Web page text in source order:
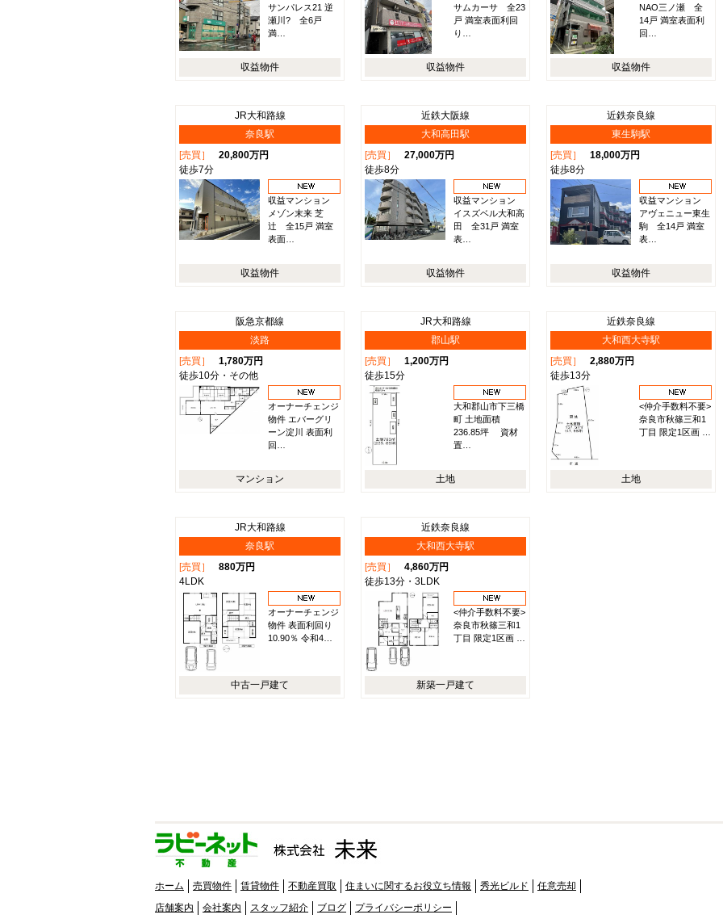
サンパレス21 逆
瀬川? 全6戸
満…
収益物件
サムカーサ 全23
戸 満室表面利回
り…
収益物件
NAO三ノ瀬 全
14戸 満室表面利
回…
収益物件
JR大和路線
奈良駅
[売買］
20,800万円
徒歩7分
収益マンション
メゾン末来 芝
辻 全15戸 満室
表面…
収益物件
近鉄大阪線
大和高田駅
[売買］
27,000万円
徒歩8分
収益マンション
イスズベル大和高
田 全31戸 満室
表…
収益物件
近鉄奈良線
東生駒駅
[売買］
18,000万円
徒歩8分
収益マンション
アヴェニュー東生
駒 全14戸 満室
表…
収益物件
阪急京都線
淡路
[売買］
1,780万円
徒歩10分・その他
オーナーチェンジ
物件 エバーグリ
ーン淀川 表面利
回…
マンション
JR大和路線
郡山駅
[売買］
1,200万円
徒歩15分
大和郡山市下三橋
町 土地面積
236.85坪 資材
置…
土地
近鉄奈良線
大和西大寺駅
[売買］
2,880万円
徒歩13分
<仲介手数料不要>
奈良市秋篠三和1
丁目 限定1区画 …
土地
JR大和路線
奈良駅
[売買］
880万円
4LDK
オーナーチェンジ
物件 表面利回り
10.90％ 令和4…
中古一戸建て
近鉄奈良線
大和西大寺駅
[売買］
4,860万円
徒歩13分・3LDK
<仲介手数料不要>
奈良市秋篠三和1
丁目 限定1区画 …
新築一戸建て
ホーム 売買物件 賃貸物件 不動産買取 住まいに関するお役立ち情報 秀光ビルド
任意売却
店舗案内
会社案内 スタッフ紹介 ブログ プライバシーポリシー